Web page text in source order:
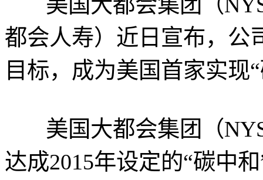
都会人寿）近日宣布，公
目标，成为美国首家实
美国大都会集团（
达成2015年设定的“碳中